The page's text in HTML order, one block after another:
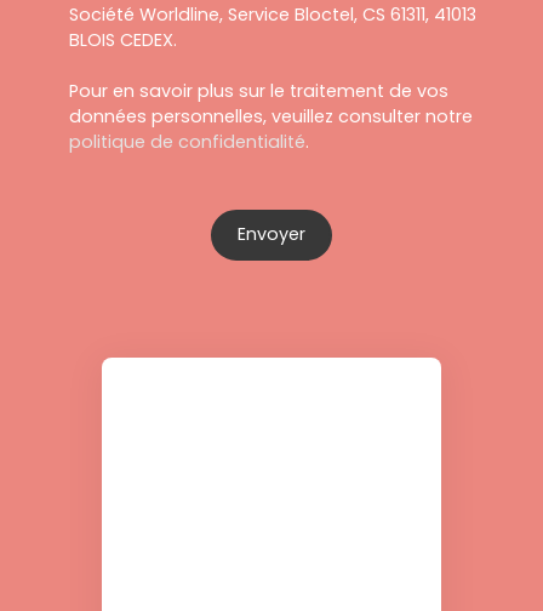
Société Worldline, Service Bloctel, CS 61311, 41013
BLOIS CEDEX.
Pour en savoir plus sur le traitement de vos
données personnelles, veuillez consulter notre
politique de confidentialité.
Envoyer